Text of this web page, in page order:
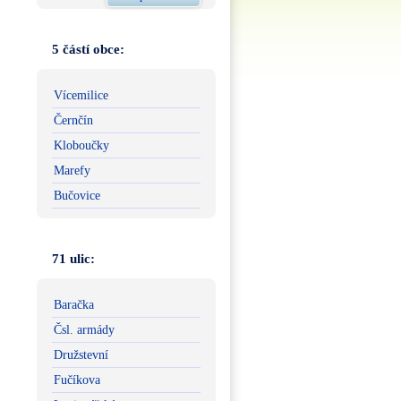
5 částí obce:
Vícemilice
Černčín
Kloboučky
Marefy
Bučovice
71 ulic:
Baračka
Čsl. armády
Družstevní
Fučíkova